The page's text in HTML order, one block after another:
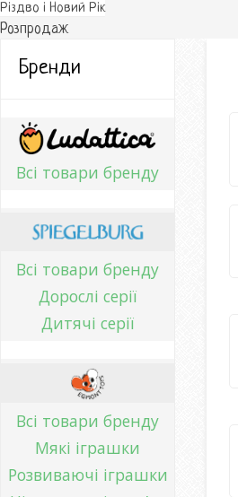
Різдво і Новий Рік
Розпродаж
Бренди
Всі товари бренду
Всі товари бренду
Дорослі серії
Дитячі серії
Всі товари бренду
Мякі іграшки
Розвиваючі іграшки